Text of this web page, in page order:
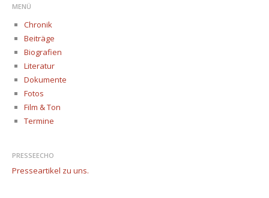
MENÜ
Chronik
Beiträge
Biografien
Literatur
Dokumente
Fotos
Film & Ton
Termine
PRESSEECHO
Presseartikel zu uns.